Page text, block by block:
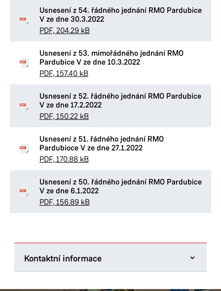
Usnesení z 54. řádného jednání RMO Pardubice
V ze dne 30.3.2022
PDF, 204.29 kB
Usnesení z 53. mimořádného jednání RMO
Pardubice V ze dne 10.3.2022
PDF, 157.40 kB
Usnesení z 52. řádného jednání RMO Pardubice
V ze dne 17.2.2022
PDF, 150.22 kB
Usnesení z 51. řádného jednání RMO
Pardubioce V ze dne 27.1.2022
PDF, 170.88 kB
Usnesení z 50. řádného jednání RMO Pardubice
V ze dne 6.1.2022
PDF, 156.89 kB
Kontaktní informace